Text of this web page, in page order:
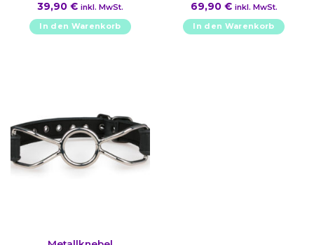
39,90 € inkl. MwSt.
In den Warenkorb
69,90 € inkl. MwSt.
In den Warenkorb